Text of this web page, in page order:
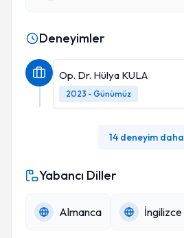
Deneyimler
Op. Dr. Hülya KULA
2023 - Günümüz
14 deneyim daha
Yabancı Diller
Almanca İngilizce